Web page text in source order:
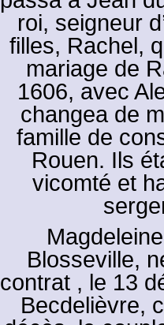
roi, seigneur
filles, Rachel,
mariage de
1606, avec
changea de
famille de
Rouen. Ils
vicomté et
Blosseville,
contrat , le 13
Becdelièvre,